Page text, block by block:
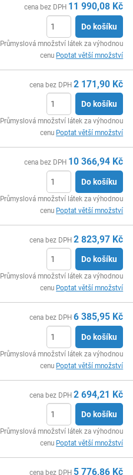
cena bez DPH 11 990,08 Kč
Do košíku
Průmyslová množství látek za výhodnou
cenu Poptat větší množství
cena bez DPH 2 171,90 Kč
Do košíku
Průmyslová množství látek za výhodnou
cenu Poptat větší množství
cena bez DPH 10 366,94 Kč
Do košíku
Průmyslová množství látek za výhodnou
cenu Poptat větší množství
cena bez DPH 2 823,97 Kč
Do košíku
Průmyslová množství látek za výhodnou
cenu Poptat větší množství
cena bez DPH 6 385,95 Kč
Do košíku
Průmyslová množství látek za výhodnou
cenu Poptat větší množství
cena bez DPH 2 694,21 Kč
Do košíku
Průmyslová množství látek za výhodnou
cenu Poptat větší množství
cena bez DPH 5 776,86 Kč